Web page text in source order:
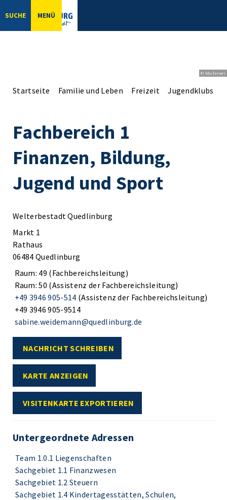
SUCHE MENÜ
© bbsferrari
Startseite Familie und Leben Freizeit Jugendklubs
Fachbereich 1
Finanzen, Bildung,
Jugend und Sport
Welterbestadt Quedlinburg
Markt 1
Rathaus
06484 Quedlinburg
Raum: 49 (Fachbereichsleitung)
Raum: 50 (Assistenz der Fachbereichsleitung)
+49 3946 905-514 (Assistenz der Fachbereichsleitung)
+49 3946 905-9514
sabine.weidemann@quedlinburg.de
NACHRICHT SCHREIBEN
KARTE ANZEIGEN
VISITENKARTE EXPORTIEREN
Untergeordnete Adressen
Team 1.0.1 Liegenschaften
Sachgebiet 1.1 Finanzwesen
Sachgebiet 1.2 Steuern
Sachgebiet 1.4 Kindertagesstätten, Schulen,